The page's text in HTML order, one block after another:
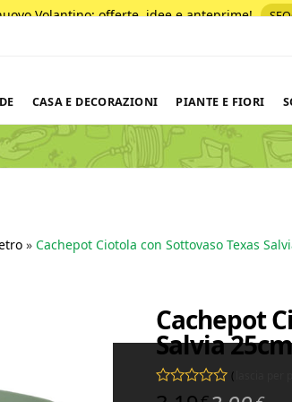
Volantino: offerte, idee e anteprime!
CASA E DECORAZIONI PIANTE E FIORI
» Cachepot Ciotola con Sottovaso Texas
Cachepot
Salvia
Valutato0 su 5
(